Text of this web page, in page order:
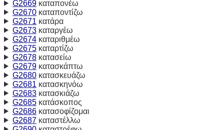
G2669καταπονέω
G2670καταποντίζω
G2671 κατάρα
G2673καταργέω
G2674καταριθμέω
G2675καταρτίζω
G2678κατασείω
G2679κατασκάπτω
G2680κατασκευάζω
G2681 κατασκηνόω
G2683κατασκιάζω
G2685κατάσκοπος
G2686κατασοφίζομαι
G2687καταστέλλω